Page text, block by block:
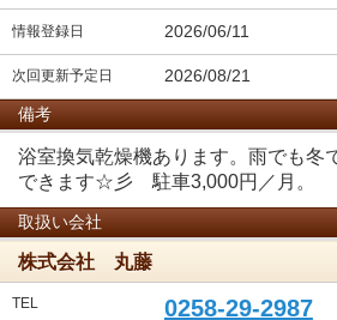
情報登録日 2026/06/11
次回更新予定日
2026/08/21
備考
浴室換気乾燥機あります。雨でも冬
できます☆彡 駐車3,000円／月。
取扱い会社
株式会社 丸藤
TEL 0258-29-2987